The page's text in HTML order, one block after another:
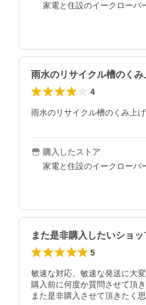
家電と住設のイークローバ
雨水のリサイクル槽のく
4
雨水のリサイクル槽のくみ上
購入したストア
家電と住設のイークローバ
また是非購入したいショ
5
敏速な対応、敏速な発送に大変
購入前に何度か質問させて頂
また是非購入させて頂きたく思